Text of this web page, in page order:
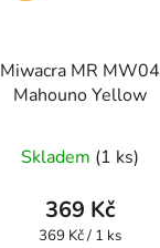
Miwacra MR MW04
Mahouno Yellow
Skladem (1 ks)
369 Kč
Měrná
369 Kč / 1 ks